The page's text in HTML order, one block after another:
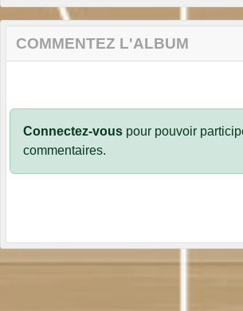
COMMENTEZ L'ALBUM
Connectez-vous pour pouvoir
commentaires.